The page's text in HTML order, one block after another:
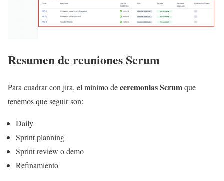
Resumen de reuniones Scrum
Para cuadrar con jira, el mínimo deceremonias Scrumque
tenemos que seguir son:
Daily
Sprint planning
Sprint review o demo
Refinamiento